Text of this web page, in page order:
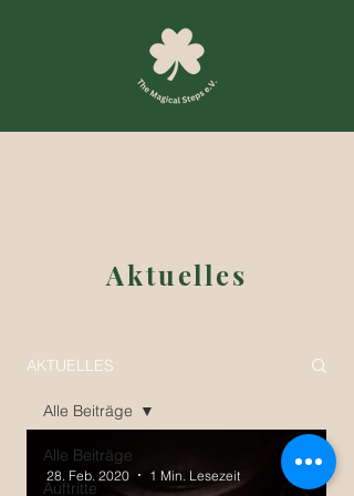
Aktuelles
AKTUELLES
Alle Beiträge
Auftritte
Alle Beiträge
28. Feb. 2020 1 Min. Lesezeit